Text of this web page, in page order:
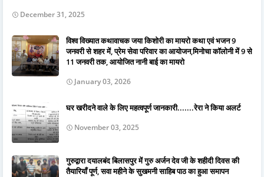
December 31, 2025
विश्व विख्यात कथावाचक जया किशोरी का मायरो कथा एवं भजन 9
जनवरी से शहर में, प्रेम सेवा परिवार का आयोजन,मिनोचा कॉलोनी में 9 से
11 जनवरी तक, आयोजित नानी बाई का मायरो
January 03, 2026
घर खरीदने वाले के लिए महत्वपूर्ण जानकारी.......रेरा ने किया अलर्ट
November 03, 2025
गुरुद्वारा दयालबंद बिलासपुर में गुरु अर्जन देव जी के शहीदी दिवस की
तैयारियाँ पूर्ण, सवा महीने के सुखमनी साहिब पाठ का हुआ समापन